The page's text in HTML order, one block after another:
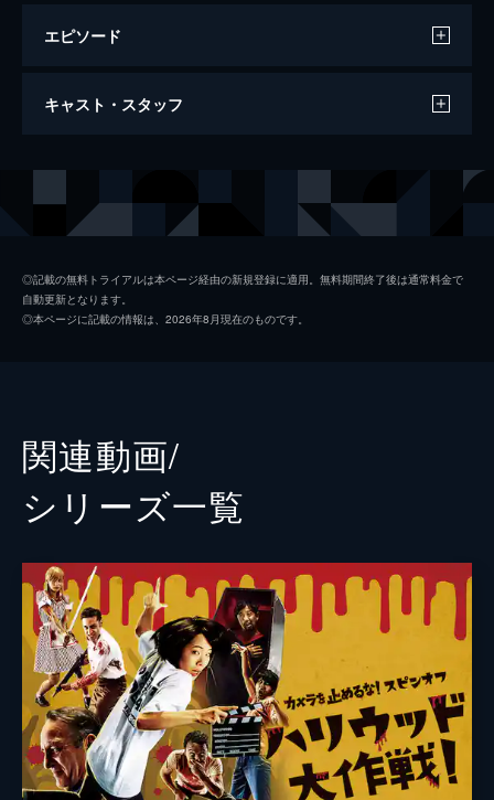
エピソード
カメラを止めるな！
キャスト・スタッフ
日暮真央 真魚
笹原芳子
栗原綾奈 合田純奈
松浦早希 浅森咲希奈
松本逢花 秋山ゆずき
谷口智和 山口友和
藤丸拓哉 藤村拓矢
◎記載の無料トライアルは本ページ経由の新規登録に適用。無料期間終了後は通常料金で
自動更新となります。
◎本ページに記載の情報は、2026年8月現在のものです。
関連動画/
シリーズ⼀覧